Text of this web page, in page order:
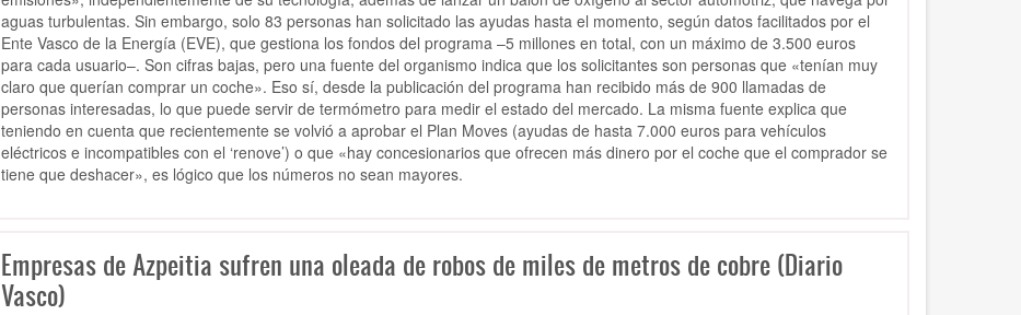
aguas turbulentas. Sin embargo, solo 83 personas han solicitado las ayudas hasta el momento, según datos facilitados por el
Ente Vasco de la Energía (EVE), que gestiona los fondos del programa –5 millones en total, con un máximo de 3.500 euros
para cada usuario–. Son cifras bajas, pero una fuente del organismo indica que los solicitantes son personas que «tenían muy
claro que querían comprar un coche». Eso sí, desde la publicación del programa han recibido más de 900 llamadas de
personas interesadas, lo que puede servir de termómetro para medir el estado del mercado. La misma fuente explica que
teniendo en cuenta que recientemente se volvió a aprobar el Plan Moves (ayudas de hasta 7.000 euros para vehículos
eléctricos e incompatibles con el ‘renove’) o que «hay concesionarios que ofrecen más dinero por el coche que el comprador se
tiene que deshacer», es lógico que los números no sean mayores.
Empresas de Azpeitia sufren una oleada de robos de miles de metros de cobre (Diario
Vasco)